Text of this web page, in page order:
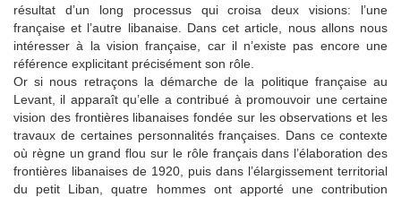
résultat d’un long processus qui croisa deux visions: l’une
française et l’autre libanaise. Dans cet article, nous allons nous
intéresser à la vision française, car il n’existe pas encore une
référence explicitant précisément son rôle.
Or si nous retraçons la démarche de la politique française au
Levant, il apparaît qu’elle a contribué à promouvoir une certaine
vision des frontières libanaises fondée sur les observations et les
travaux de certaines personnalités françaises. Dans ce contexte
où règne un grand flou sur le rôle français dans l’élaboration des
frontières libanaises de 1920, puis dans l’élargissement territorial
du petit Liban, quatre hommes ont apporté une contribution